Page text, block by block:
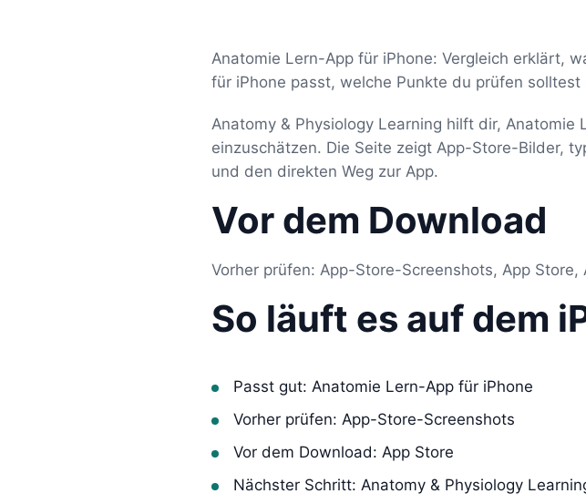
Anatomie Lern-App für iPhone: Vergleich erklärt,
für iPhone passt, welche Punkte du prüfen
Anatomy & Physiology Learning hilft dir,
einzuschätzen. Die Seite zeigt App-Store-Bilder,
und den direkten Weg zur App.
Vor dem Download
Vorher prüfen: App-Store-Screenshots, App
So läuft es auf dem
Passt gut: Anatomie Lern-App für iPhone
Vorher prüfen: App-Store-Screenshots
Vor dem Download: App Store
Nächster Schritt: Anatomy & Physiology